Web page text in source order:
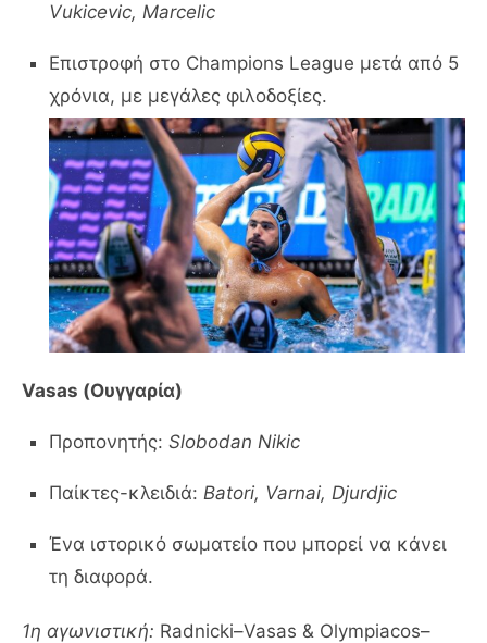
Vukicevic, Marcelic
Επιστροφή στο Champions League μετά από 5
χρόνια, με μεγάλες φιλοδοξίες.
Vasas (Ουγγαρία)
Προπονητής: Slobodan Nikic
Παίκτες-κλειδιά: Batori, Varnai, Djurdjic
Ένα ιστορικό σωματείο που μπορεί να κάνει
τη διαφορά.
1η αγωνιστική: Radnicki–Vasas & Olympiacos–